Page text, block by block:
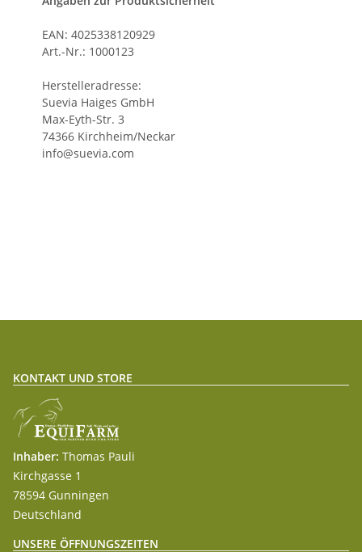
EAN: 4025338120929
Art.-Nr.: 1000123
Herstelleradresse:
Suevia Haiges GmbH
Max-Eyth-Str. 3
74366 Kirchheim/Neckar
info@suevia.com
KONTAKT UND STORE
Inhaber: Thomas Pauli
Kirchgasse 1
78594 Gunningen
Deutschland
UNSERE ÖFFNUNGSZEITEN